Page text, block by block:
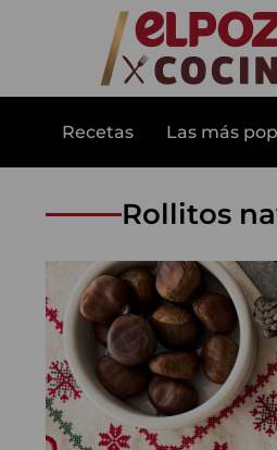
Recetas Las más
Rollitos